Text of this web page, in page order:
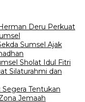
Deru Perkuat
Sumsel Ajak
Sholat Idul Fitri
Silaturahmi dan
Tentukan
Jemaah